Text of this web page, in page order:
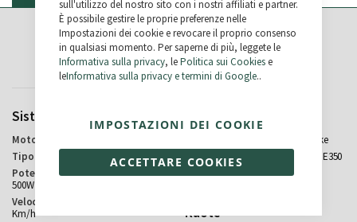
sull'utilizzo del nostro sito con i nostri affiliati e partner.
È possibile gestire le proprie preferenze nelle
Impostazioni dei cookie e revocare il proprio consenso
in qualsiasi momento. Per saperne di più, leggete le
Informativa sulla privacy, lePolitica sui Cookiese
leInformativa sulla privacy e termini di Google..
ACCETTARE COOKIES
IMPOSTAZIONI DEI COOKIE
Specifiche
Sistema Elettrico
Parte posteriore
250W (45Nm) /
500W (80Nm)
Km/h
Tektro E350 hidraulic brake
Tektro Lever E350
160 mm \ 180 mm
Ruote